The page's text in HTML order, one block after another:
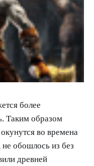
более
Таким образом
во времена
обошлось из без
древней